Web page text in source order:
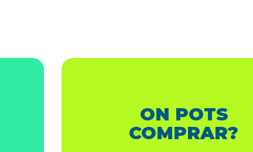
ON POTS
COMPRAR?